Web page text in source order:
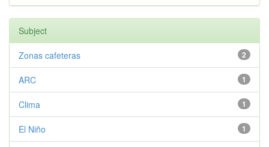
Subject
2
Zonas cafeteras
1
ARC
1
Clima
1
El Niño